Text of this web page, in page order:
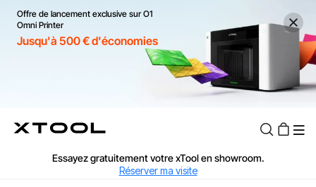
Offre de lancement exclusive sur O1
Omni Printer
Jusqu'à 500 € d'économies
TVA Offerte : Jusqu'à 20 % selon le pays.
J'en profite
Essayez gratuitement votre xTool en showroom.
Réserver ma visite